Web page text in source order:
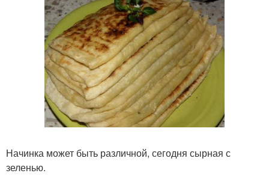
Начинка может быть различной, сегодня сырная с
зеленью.